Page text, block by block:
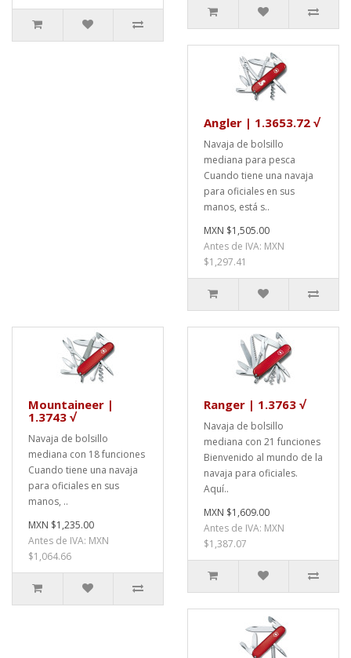
Angler | 1.3653.72 √
Navaja de bolsillo
mediana para pesca
Cuando tiene una navaja
para oficiales en sus
manos, está s..
MXN $1,505.00
Antes de IVA: MXN
$1,297.41
Mountaineer |
1.3743 √
Navaja de bolsillo
mediana con 18 funciones
Cuando tiene una navaja
para oficiales en sus
manos, ..
MXN $1,235.00
Antes de IVA: MXN
$1,064.66
Ranger | 1.3763 √
Navaja de bolsillo
mediana con 21 funciones
Bienvenido al mundo de la
navaja para oficiales.
Aquí..
MXN $1,609.00
Antes de IVA: MXN
$1,387.07